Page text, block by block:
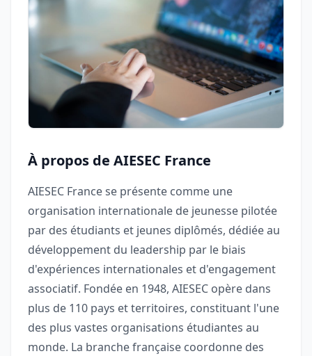
À propos de AIESEC France
AIESEC France se présente comme une
organisation internationale de jeunesse pilotée
par des étudiants et jeunes diplômés, dédiée au
développement du leadership par le biais
d'expériences internationales et d'engagement
associatif. Fondée en 1948, AIESEC opère dans
plus de 110 pays et territoires, constituant l'une
des plus vastes organisations étudiantes au
monde. La branche française coordonne des